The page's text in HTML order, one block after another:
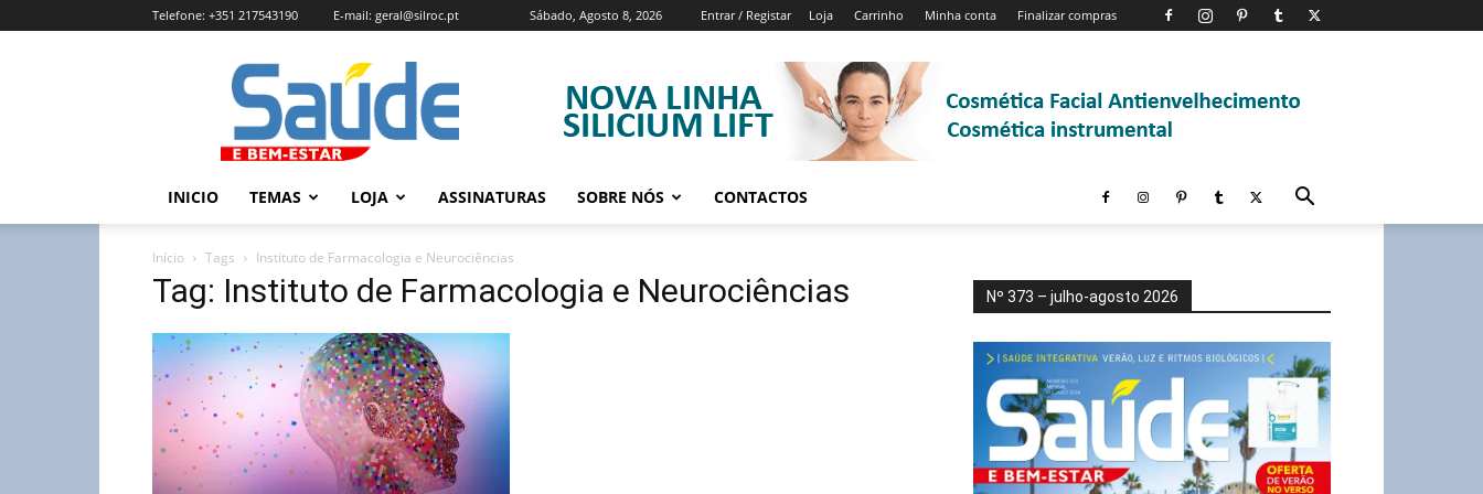
Sábado, Agosto 8, 2026 Entrar / Registar Loja Carrinho Minha conta Finalizar compras
Telefone: +351 217543190 E-mail: geral@silroc.pt
Revista
Saúde
e
Bem
Estar
Edição
INICIO TEMAS LOJA ASSINATURAS SOBRE NÓS CONTACTOS
Início Tags Instituto de Farmacologia e Neurociências
Tag: Instituto de Farmacologia e Neurociências Nº 373 – julho-agosto 2026